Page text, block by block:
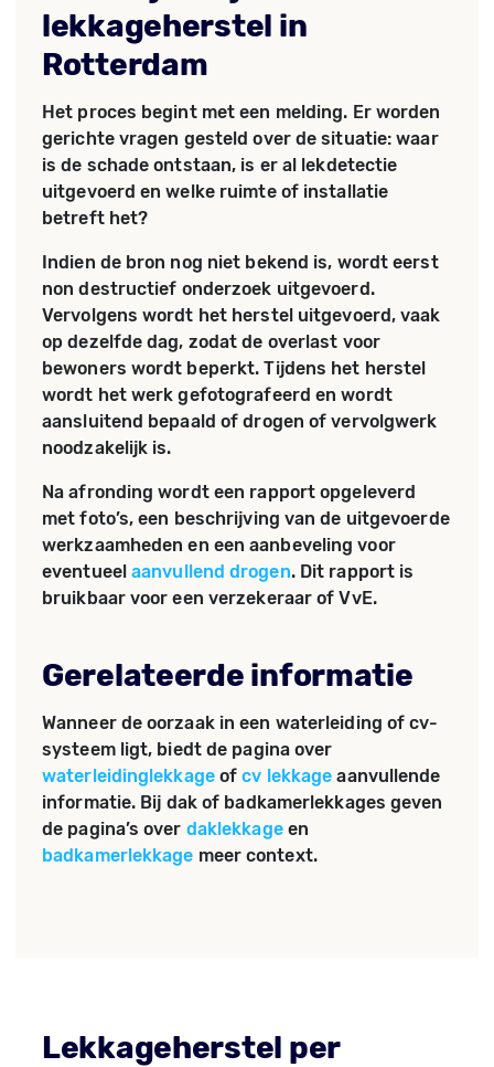
lekkageherstel in
Rotterdam
Het proces begint met een melding. Er worden
gerichte vragen gesteld over de situatie: waar
is de schade ontstaan, is er al lekdetectie
uitgevoerd en welke ruimte of installatie
betreft het?
Indien de bron nog niet bekend is, wordt eerst
non destructief onderzoek uitgevoerd.
Vervolgens wordt het herstel uitgevoerd, vaak
op dezelfde dag, zodat de overlast voor
bewoners wordt beperkt. Tijdens het herstel
wordt het werk gefotografeerd en wordt
aansluitend bepaald of drogen of vervolgwerk
noodzakelijk is.
Na afronding wordt een rapport opgeleverd
met foto’s, een beschrijving van de uitgevoerde
werkzaamheden en een aanbeveling voor
eventueel aanvullend drogen. Dit rapport is
bruikbaar voor een verzekeraar of VvE.
Gerelateerde informatie
Wanneer de oorzaak in een waterleiding of cv-
systeem ligt, biedt de pagina over
waterleidinglekkageofcv lekkage aanvullende
informatie. Bij dak of badkamerlekkages geven
de pagina’s over daklekkageen
badkamerlekkage meer context.
Lekkageherstel per